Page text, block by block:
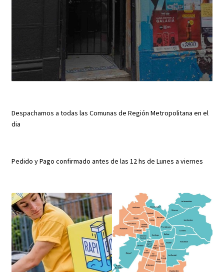
Despachamos a todas las Comunas de Región Metropolitana en el
dia
Pedido y Pago confirmado antes de las 12 hs de Lunes a viernes